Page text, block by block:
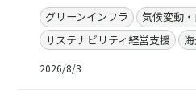
グリーンインフラ
気候変動
サステナビリティ経営支援
2026/8/3